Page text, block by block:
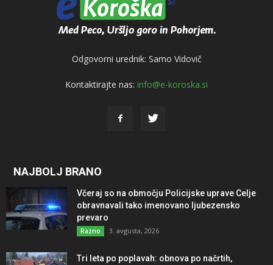
Odgovorni urednik: Samo Vidovič
Kontaktirajte nas: info@e-koroska.si
NAJBOLJ BRANO
Včeraj so na območju Policijske uprave Celje
obravnavali tako imenovano ljubezensko
prevaro
Razno 3. avgusta, 2026
Tri leta po poplavah: obnova po načrtih,